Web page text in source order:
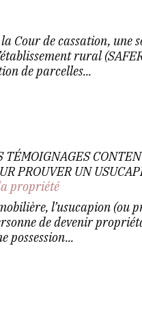
Cour de cassation, une
rural
de parcelles...
TÉMOIGNAGES
PROUVER UN
propriété
l’usucapion (ou
de devenir
possession...